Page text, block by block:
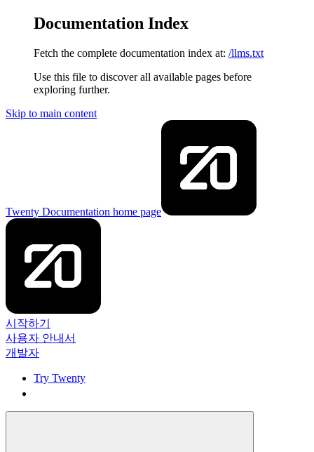
Documentation Index
Fetch the complete documentation index at: /llms.txt
Use this file to discover all available pages before
exploring further.
Skip to main content
Twenty Documentation home page
시작하기
사용자 안내서
개발자
Try Twenty